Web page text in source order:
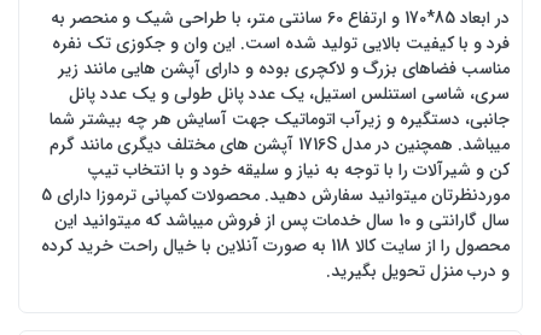
در ابعاد 85*170 و ارتفاع 60 سانتی متر، با طراحی شیک و منحصر به
فرد و با کیفیت بالایی تولید شده است. این وان و جکوزی تک نفره
مناسب فضاهای بزرگ و لاکچری بوده و دارای آپشن هایی مانند زیر
سری، شاسی استنلس استیل، یک عدد پانل طولی و یک عدد پانل
جانبی، دستگیره و زیرآب اتوماتیک جهت آسایش هر چه بیشتر شما
میباشد. همچنین در مدل 1716S آپشن های مختلف دیگری مانند گرم
کن و شیرآلات را با توجه به نیاز و سلیقه خود و با انتخاب تیپ
موردنظرتان میتوانید سفارش دهید. محصولات کمپانی ترموزا دارای 5
سال گارانتی و 10 سال خدمات پس از فروش میباشد که میتوانید این
محصول را از سایت کالا 118 به صورت آنلاین با خیال راحت خرید کرده
و درب منزل تحویل بگیرید.